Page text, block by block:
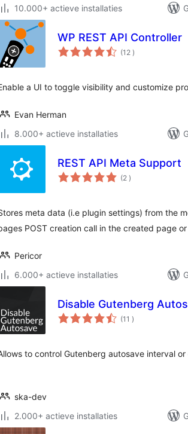
10.000+ actieve installaties
WP REST API Controller
(12 aantal
beoordelingen
)
a UI to toggle visibility and customize
Evan Herman
8.000+ actieve installaties
REST API Meta Support
(2 aantal
beoordelingen
)
meta data (i.e plugin settings) from the
POST creation call in the created page
Pericor
6.000+ actieve installaties
Disable Gutenberg
(11 aantal
beoordelingen
)
to control Gutenberg autosave interval
ska-dev
2.000+ actieve installaties